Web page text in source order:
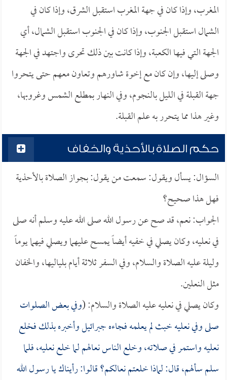
المغرب، وإذا كان في جهة المغرب استقبل الشرق، وإذا كان في
الشمال استقبل الجنوب، وإذا كان في الجنوب استقبل الشمال، أي
الجهة التي فيها الكعبة، وإذا كانت بين ذلك تحرى واجتهد في الجهة
وصلى إليها، وإن كان مع إخوة شاورهم وتعاون معهم حتى يتحروا
جهة القبلة في الليل بالنجوم، وفي النهار بمطلع الشمس وغروبها،
وغير هذا مما يتحرر به علم القبلة.
حكم الصلاة بالأحذية والخفاف
السؤال: يسأل ويقول: سمعت من يقول: بجواز الصلاة بالأحذية
فهل هذا صحيح؟
الجواب: نعم، قد صح عن رسول الله صلى الله عليه وسلم أنه صلى
في نعليه، وكان يصلي في خفيه أيضاً يمسح عليهما ويصلي فيهما يوماً
وليلة عليه الصلاة والسلام، وفي السفر ثلاثة أيام بلياليها، والخفان
مثل النعلين.
وكان يصلي في نعليه عليه الصلاة والسلام: (وفي بعض الصلوات
صلى وفي نعليه خبث لم يعلمه فجاءه جبرائيل وأخبره بذلك فخلع
نعليه واستمر في صلاته، وخلع الناس نعالهم لما خلع نعليه، فلما
سلم سألهم، قال: لماذا خلعتم نعالكم؟ قالوا: رأيناك يا رسول الله